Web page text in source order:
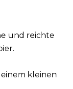
und reichte
kleinen